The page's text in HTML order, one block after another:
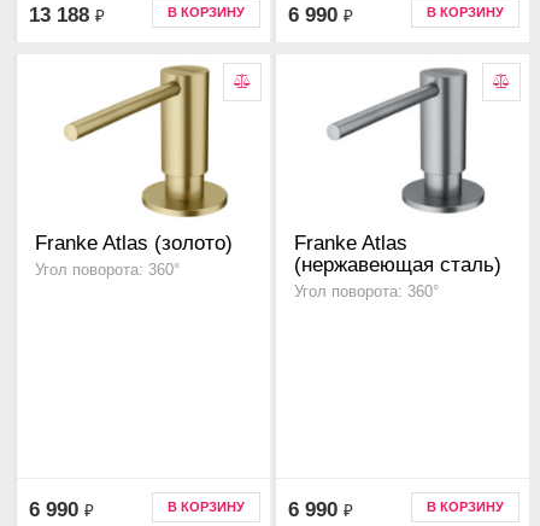
13 188 ₽ В КОРЗИНУ 6 990 ₽ В КОРЗИНУ
Franke Atlas (золото)
Угол поворота: 360°
6 990 ₽ В КОРЗИНУ
Franke Atlas
(нержавеющая сталь)
Угол поворота: 360°
6 990 ₽ В КОРЗИНУ